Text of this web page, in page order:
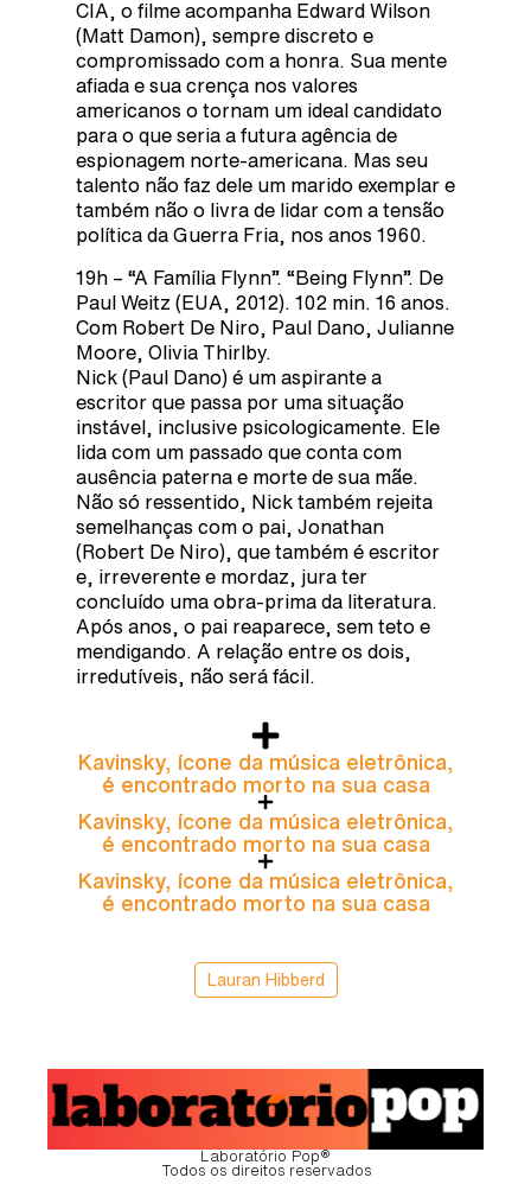
CIA, o filme acompanha Edward Wilson
(Matt Damon), sempre discreto e
compromissado com a honra. Sua mente
afiada e sua crença nos valores
americanos o tornam um ideal candidato
para o que seria a futura agência de
espionagem norte-americana. Mas seu
talento não faz dele um marido exemplar e
também não o livra de lidar com a tensão
política da Guerra Fria, nos anos 1960.
19h – “A Família Flynn”. “Being Flynn”. De
Paul Weitz (EUA, 2012). 102 min. 16 anos.
Com Robert De Niro, Paul Dano, Julianne
Moore, Olivia Thirlby.
Nick (Paul Dano) é um aspirante a
escritor que passa por uma situação
instável, inclusive psicologicamente. Ele
lida com um passado que conta com
ausência paterna e morte de sua mãe.
Não só ressentido, Nick também rejeita
semelhanças com o pai, Jonathan
(Robert De Niro), que também é escritor
e, irreverente e mordaz, jura ter
concluído uma obra-prima da literatura.
Após anos, o pai reaparece, sem teto e
mendigando. A relação entre os dois,
irredutíveis, não será fácil.
Kavinsky, ícone da música eletrônica,
é encontrado morto na sua casa
Kavinsky, ícone da música eletrônica,
é encontrado morto na sua casa
Kavinsky, ícone da música eletrônica,
é encontrado morto na sua casa
Lauran Hibberd
Laboratório Pop®
Todos os direitos reservados